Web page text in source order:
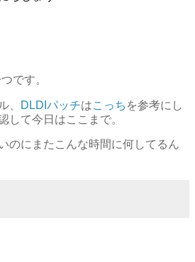
です。
、 DLDIパッチはこっち を参考にし
して今日はここまで。
のにまたこんな時間に何してるん